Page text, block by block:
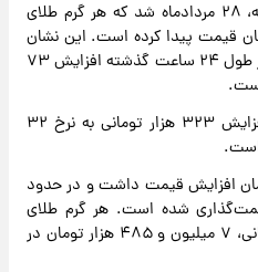
بازار طلا در حالی وارد روز سه‌شنبه، ۲۸ مردادماه شد که هر گرم طلای
و ۵۸۶ هزار تومان قیمت پیدا کرده است. این نشان
می‌دهد که هر گرم طلای ۱۸عیار در طول ۲۴ ساعت گذشته افزایش ۷۳
هر مثقال طلای ۱۸ عیار هم با افزایش ۳۲۳ هزار تومانی به نرخ ۳۲
۲۴ عیار ۹۸ هزار تومان افزایش قیمت داشت و در حدود
تومان قیمت‌گذاری شده است. هر گرم طلای
دست دوم نیز با افزایش ۷۲ تومانی، ۷ میلیون و ۴۸۵ هزار تومان در